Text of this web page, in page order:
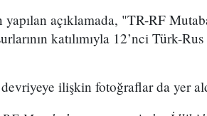
yapılan açıklamada, "TR-RF
katılımıyla 12’nci Türk-
devriyeye ilişkin fotoğraflar da yer